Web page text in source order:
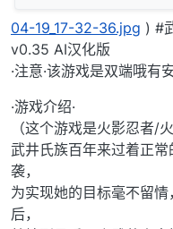
04-19_17-32-36.jpg ) #
v0.35 AI汉化版
·注意·该游戏是双端哦有
·游戏介绍·
（这个游戏是火影忍者/
武井氏族百年来过着正
袭，
为实现她的目标毫不留
后，